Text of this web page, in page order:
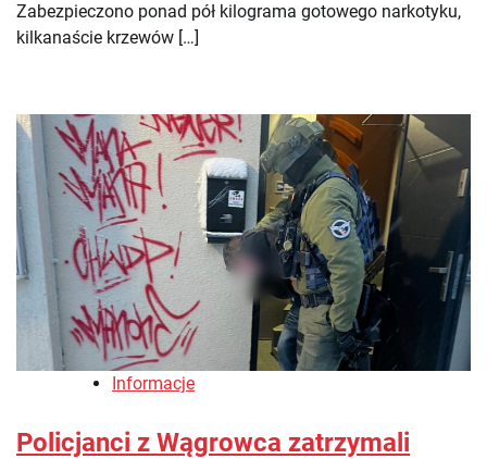
Zabezpieczono ponad pół kilograma gotowego narkotyku,
kilkanaście krzewów […]
Informacje
Policjanci z Wągrowca zatrzymali